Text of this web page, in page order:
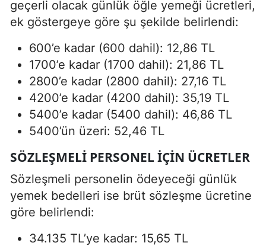
geçerli olacak günlük öğle yemeği ücretleri,
ek göstergeye göre şu şekilde belirlendi:
600’e kadar (600 dahil): 12,86 TL
1700’e kadar (1700 dahil): 21,86 TL
2800’e kadar (2800 dahil): 27,16 TL
4200’e kadar (4200 dahil): 35,19 TL
5400’e kadar (5400 dahil): 46,86 TL
5400’ün üzeri: 52,46 TL
SÖZLEŞMELI PERSONEL IÇIN ÜCRETLER
Sözleşmeli personelin ödeyeceği günlük
yemek bedelleri ise brüt sözleşme ücretine
göre belirlendi:
34.135 TL’ye kadar: 15,65 TL